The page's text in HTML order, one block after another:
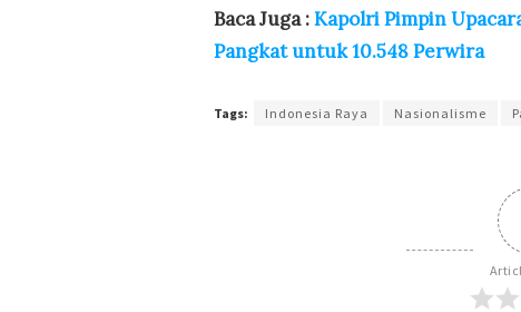
Baca Juga :Kapolri Pimpin
Pangkat untuk 10.548 Perwira
Tags: Indonesia Raya Nasionalisme